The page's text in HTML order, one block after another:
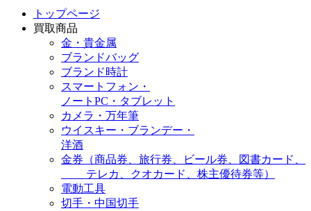
トップページ
買取商品
金・貴金属
ブランドバッグ
ブランド時計
スマートフォン・
ノートPC・タブレット
カメラ・万年筆
ウイスキー・ブランデー・
洋酒
金券（商品券、旅行券、ビール券、図書カード、
テレカ、クオカード、株主優待券等）
電動工具
切手・中国切手